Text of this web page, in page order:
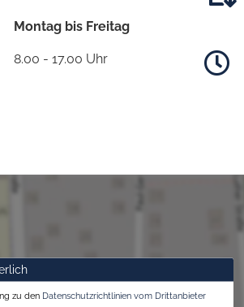
Montag bis Freitag
8.00 - 17.00 Uhr
zu den Datenschutzrichtlinien vom Drittanbieter